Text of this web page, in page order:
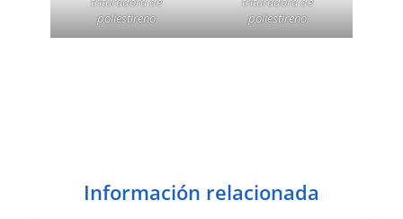
poliestireno
poliestireno
Información relacionada